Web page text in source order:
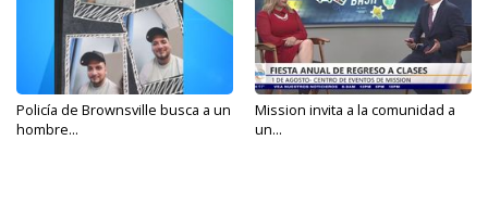
Policía de Brownsville busca a un
hombre...
Mission invita a la comunidad a
un...